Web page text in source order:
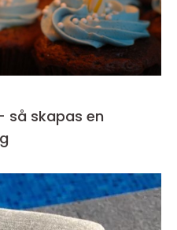
så skapas en